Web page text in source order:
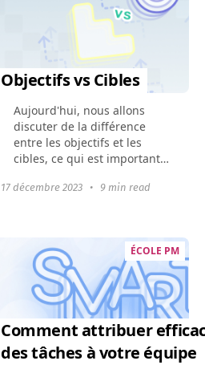
Objectifs vs Cibles
Aujourd'hui, nous allons
discuter de la différence
entre les objectifs et les
cibles, ce qui est important à
facilitera la planification de
17 décembre 2023 • 9 min read
ÉCOLE PM
Comment attribuer
des tâches à votre équipe